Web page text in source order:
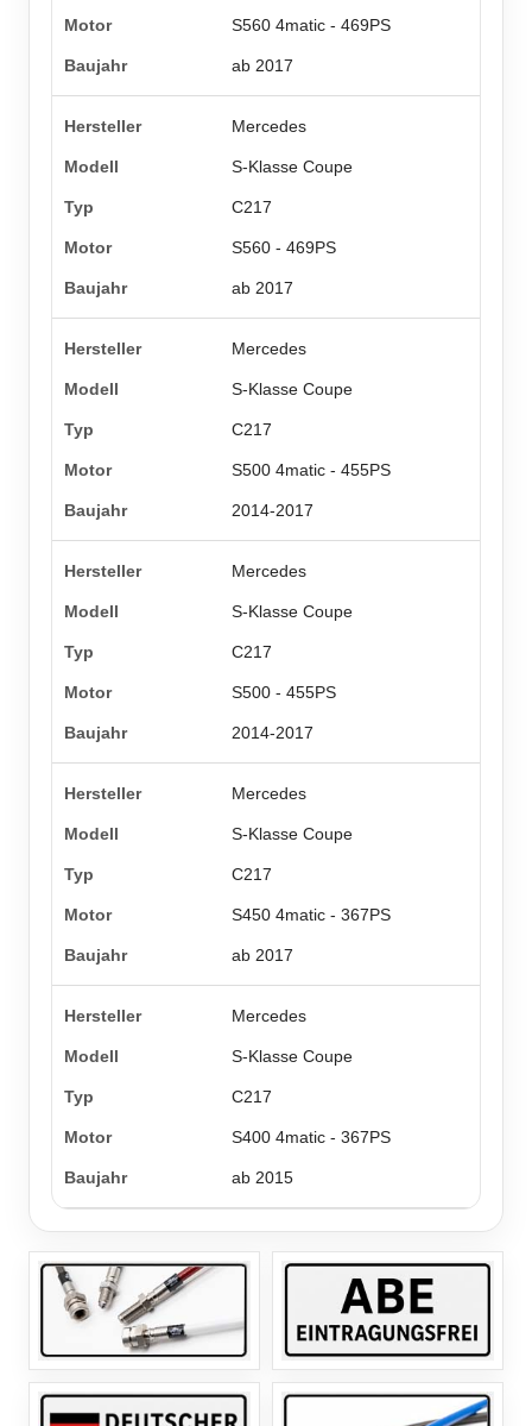
S560 4matic - 469PS
ab 2017
Mercedes
S-Klasse Coupe
C217
S560 - 469PS
ab 2017
Mercedes
S-Klasse Coupe
C217
S500 4matic - 455PS
2014-2017
Mercedes
S-Klasse Coupe
C217
S500 - 455PS
2014-2017
Mercedes
S-Klasse Coupe
C217
S450 4matic - 367PS
ab 2017
Mercedes
S-Klasse Coupe
C217
S400 4matic - 367PS
ab 2015